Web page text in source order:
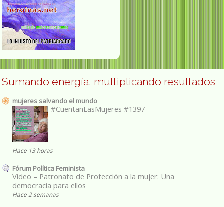
Sumando energía, multiplicando resultados
mujeres salvando el mundo
#CuentanLasMujeres #1397
Hace 13 horas
Fórum Política Feminista
Vídeo – Patronato de Protección a la mujer: Una
democracia para ellos
Hace 2 semanas